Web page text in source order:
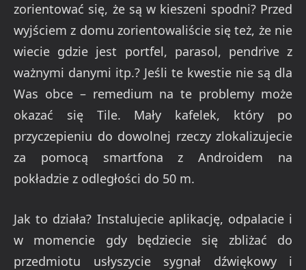
zorientować się, że są w kieszeni spodni? Przed
wyjściem z domu zorientowaliście się też, że nie
wiecie gdzie jest portfel, parasol, pendrive z
ważnymi danymi itp.? Jeśli te kwestie nie są dla
Was obce – remedium na te problemy może
okazać się Tile. Mały kafelek, który po
przyczepieniu do dowolnej rzeczy zlokalizujecie
za pomocą smartfona z Androidem na
pokładzie z odległości do 50 m.
Jak to działa? Instalujecie aplikację, odpalacie i
w momencie gdy będziecie się zbliżać do
przedmiotu usłyszycie sygnał dźwiękowy i